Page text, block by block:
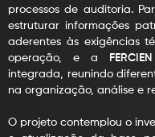
processos de auditoria.
estruturar informações
aderentes às exigências
operação, e a
FERCIEN
integrada, reunindo
na organização, análise e
O projeto contemplou o